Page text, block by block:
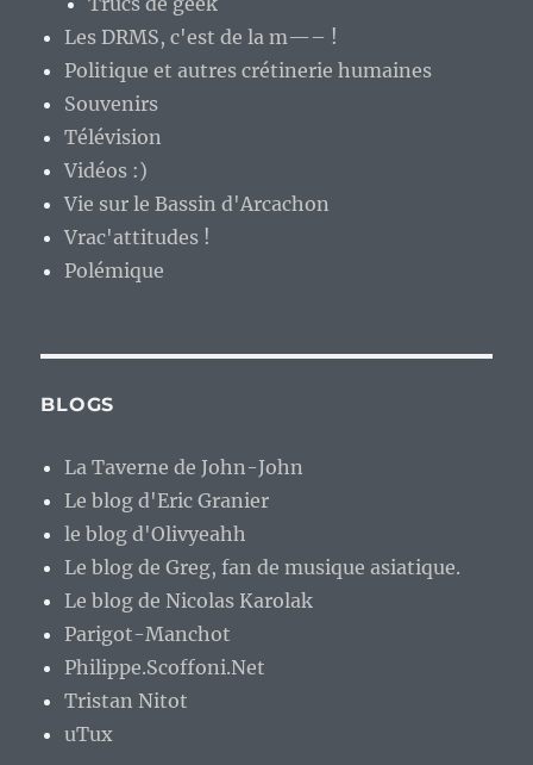
Les DRMS, c'est de la m—– !
Politique et autres crétinerie humaines
Souvenirs
Télévision
Vidéos :)
Vie sur le Bassin d'Arcachon
Vrac'attitudes !
Polémique
BLOGS
La Taverne de John-John
Le blog d'Eric Granier
le blog d'Olivyeahh
Le blog de Greg, fan de musique asiatique.
Le blog de Nicolas Karolak
Parigot-Manchot
Philippe.Scoffoni.Net
Tristan Nitot
uTux